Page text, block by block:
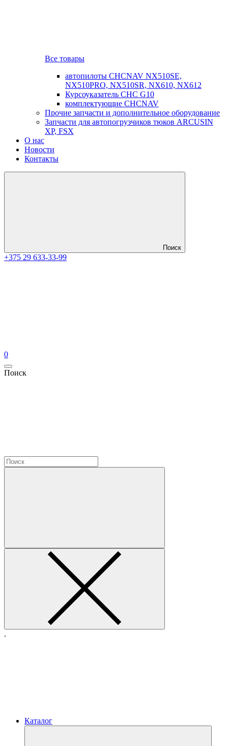
Все товары
автопилоты CHCNAV NX510SE,
NX510PRO, NX510SR, NX610, NX612
Курсоуказатель CHC G10
комплектующие CHCNAV
Прочие запчасти и дополнительное оборудование
Запчасти для автопогрузчиков тюков ARCUSIN
XP, FSX
О нас
Новости
Контакты
Поиск
+375 29 633-33-99
0
Поиск
.
Каталог